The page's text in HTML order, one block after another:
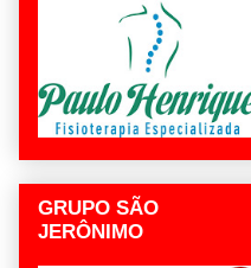
GRUPO SÃO
JERÔNIMO